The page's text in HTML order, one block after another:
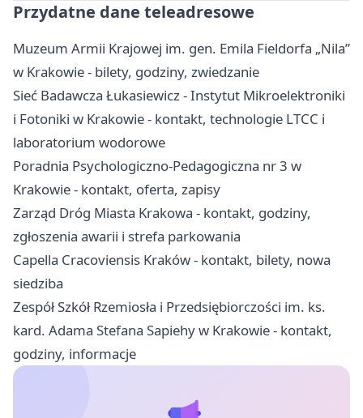
Przydatne dane teleadresowe
Muzeum Armii Krajowej im. gen. Emila Fieldorfa „Nila”
w Krakowie - bilety, godziny, zwiedzanie
Sieć Badawcza Łukasiewicz - Instytut Mikroelektroniki
i Fotoniki w Krakowie - kontakt, technologie LTCC i
laboratorium wodorowe
Poradnia Psychologiczno-Pedagogiczna nr 3 w
Krakowie - kontakt, oferta, zapisy
Zarząd Dróg Miasta Krakowa - kontakt, godziny,
zgłoszenia awarii i strefa parkowania
Capella Cracoviensis Kraków - kontakt, bilety, nowa
siedziba
Zespół Szkół Rzemiosła i Przedsiębiorczości im. ks.
kard. Adama Stefana Sapiehy w Krakowie - kontakt,
godziny, informacje